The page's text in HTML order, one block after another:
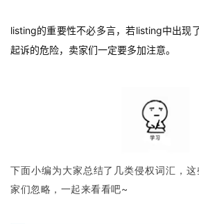
listing的重要性不必多言，若listing中出现
起诉的危险，卖家们一定要多加注意。
下面小编为大家总结了几类侵权词汇，
家们忽略，一起来看看吧~